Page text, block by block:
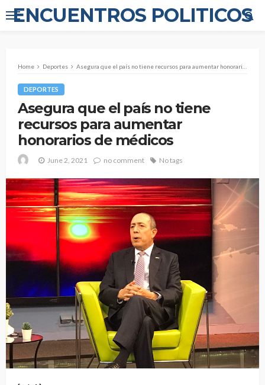
ENCUENTROS POLITICOS
Home Deportes Asegura que el país no tiene recursos para aumentar honorarios de médicos
DEPORTES
Asegura que el país no tiene
recursos para aumentar
honorarios de médicos
June 2, 2021 no comment No tags